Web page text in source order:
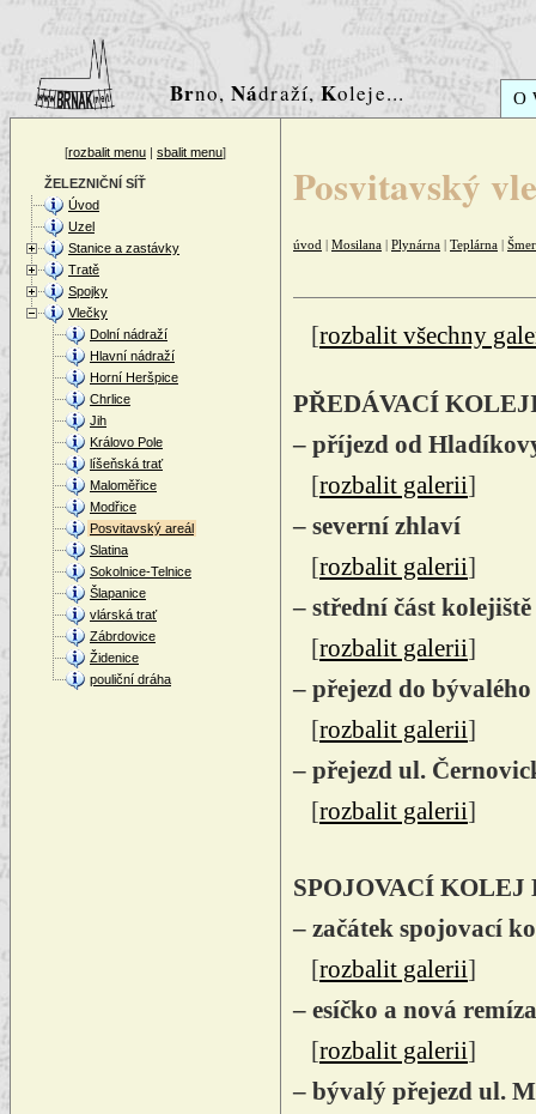
Brno,Nádraží,Koleje... O
[rozbalit menu | sbalit menu]
ŽELEZNIČNÍ SÍŤ
Úvod
Uzel
Stanice a zastávky
Tratě
Spojky
Vlečky
Dolní nádraží
Hlavní nádraží
Horní Heršpice
Chrlice
Jih
Královo Pole
líšeňská trať
Maloměřice
Modřice
Posvitavský areál
Slatina
Sokolnice-Telnice
Šlapanice
vlárská trať
Zábrdovice
Židenice
pouliční dráha
Posvitavský
úvod | Mosilana | Plynárna | Teplárna |
[rozbalit všechny
PŘEDÁVACÍ
– příjezd od
[rozbalit galerii]
– severní zhlaví
[rozbalit galerii]
– střední část
[rozbalit galerii]
– přejezd do
[rozbalit galerii]
– přejezd ul.
[rozbalit galerii]
SPOJOVACÍ KOLEJ
– začátek spojovací
[rozbalit galerii]
– esíčko a nová remíza
[rozbalit galerii]
– bývalý přejezd ul.